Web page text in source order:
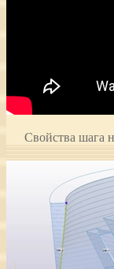
Свойства шага